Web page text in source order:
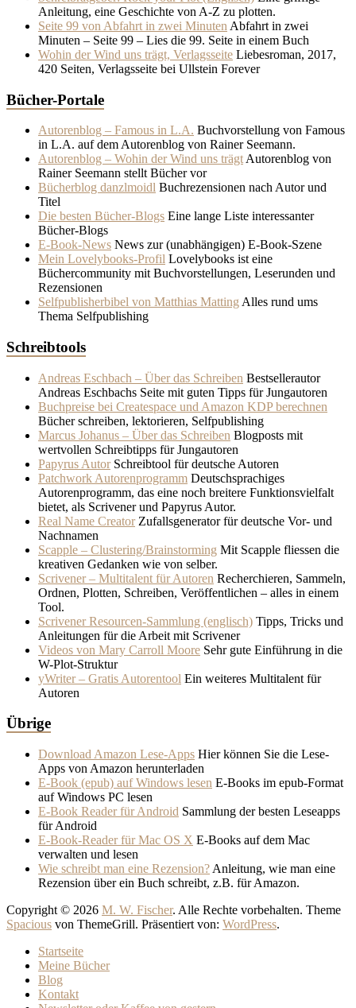
Anleitung, eine Geschichte von A-Z zu plotten.
Seite 99 von Abfahrt in zwei Minuten Abfahrt in zwei
Minuten – Seite 99 – Lies die 99. Seite in einem Buch
Wohin der Wind uns trägt, Verlagsseite Liebesroman, 2017,
420 Seiten, Verlagsseite bei Ullstein Forever
Bücher-Portale
Autorenblog – Famous in L.A. Buchvorstellung von Famous
in L.A. auf dem Autorenblog von Rainer Seemann.
Autorenblog – Wohin der Wind uns trägt Autorenblog von
Rainer Seemann stellt Bücher vor
Bücherblog danzlmoidl Buchrezensionen nach Autor und
Titel
Die besten Bücher-Blogs Eine lange Liste interessanter
Bücher-Blogs
E-Book-News News zur (unabhängigen) E-Book-Szene
Mein Lovelybooks-Profil Lovelybooks ist eine
Büchercommunity mit Buchvorstellungen, Leserunden und
Rezensionen
Selfpublisherbibel von Matthias Matting Alles rund ums
Thema Selfpublishing
Schreibtools
Andreas Eschbach – Über das Schreiben Bestsellerautor
Andreas Eschbachs Seite mit guten Tipps für Jungautoren
Buchpreise bei Createspace und Amazon KDP berechnen
Bücher schreiben, lektorieren, Selfpublishing
Marcus Johanus – Über das Schreiben Blogposts mit
wertvollen Schreibtipps für Jungautoren
Papyrus AutorSchreibtool für deutsche Autoren
Patchwork Autorenprogramm Deutschsprachiges
Autorenprogramm, das eine noch breitere Funktionsvielfalt
bietet, als Scrivener und Papyrus Autor.
Real Name CreatorZufallsgenerator für deutsche Vor- und
Nachnamen
Scapple – Clustering/Brainstorming Mit Scapple fliessen die
kreativen Gedanken wie von selber.
Scrivener – Multitalent für Autoren Recherchieren, Sammeln,
Ordnen, Plotten, Schreiben, Veröffentlichen – alles in einem
Tool.
Scrivener Resourcen-Sammlung (englisch) Tipps, Tricks und
Anleitungen für die Arbeit mit Scrivener
Videos von Mary Carroll Moore Sehr gute Einführung in die
W-Plot-Struktur
yWriter – Gratis Autorentool Ein weiteres Multitalent für
Autoren
Übrige
Download Amazon Lese-Apps Hier können Sie die Lese-
Apps von Amazon herunterladen
E-Book (epub) auf Windows lesen E-Books im epub-Format
auf Windows PC lesen
E-Book Reader für Android Sammlung der besten Leseapps
für Android
E-Book-Reader für Mac OS X E-Books auf dem Mac
verwalten und lesen
Wie schreibt man eine Rezension? Anleitung, wie man eine
Rezension über ein Buch schreibt, z.B. für Amazon.
Copyright © 2026 M. W. Fischer. Alle Rechte vorbehalten. Theme
Spacious von ThemeGrill. Präsentiert von: WordPress.
Startseite
Meine Bücher
Blog
Kontakt